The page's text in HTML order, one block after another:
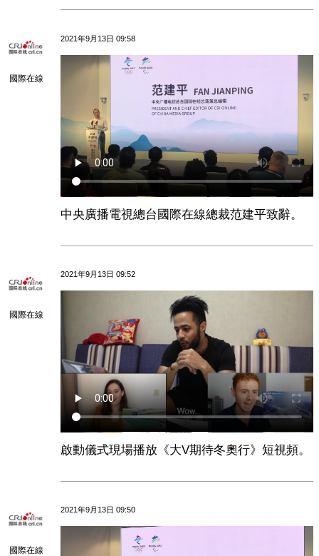
國際在線
2021年9月13日 09:58
中央廣播電視總台國際在線總裁范建平致辭。
國際在線
2021年9月13日 09:52
啟動儀式現場播放《大V期待冬奧行》短視頻。
國際在線
2021年9月13日 09:50